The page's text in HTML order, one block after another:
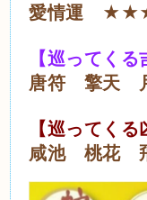
愛情運
【巡ってくる
唐符 擎天
【巡ってくる
咸池 桃花